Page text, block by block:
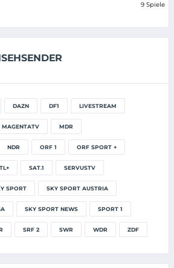
9 Spiele
DAZN DF1 LIVESTREAM
MAGENTATV MDR
NDR ORF 1 ORF SPORT +
SAT.1 SERVUSTV
SPORT SKY SPORT AUSTRIA
SKY SPORT NEWS SPORT 1
SRF 2 SWR WDR ZDF